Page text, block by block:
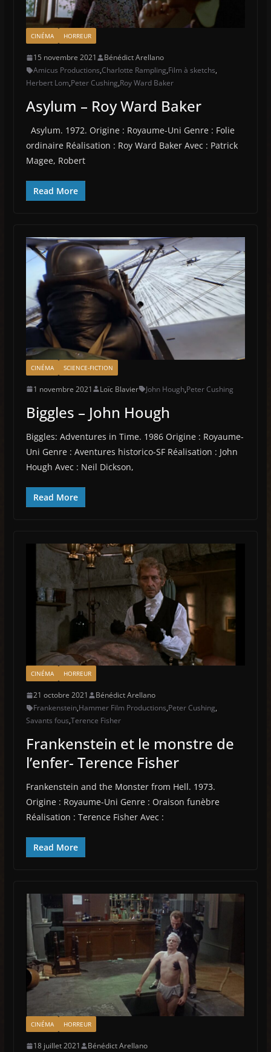
CINÉMA HORREUR
15 novembre 2021
Bénédict Arellano
Amicus Productions,Charlotte Rampling,Film à sketchs,
Herbert Lom,Peter Cushing,Roy Ward Baker
Asylum – Roy Ward Baker
Asylum. 1972. Origine : Royaume-Uni Genre : Folie
ordinaire Réalisation : Roy Ward Baker Avec : Patrick
Magee, Robert
Read More
CINÉMA SCIENCE-FICTION
1 novembre 2021 Loïc Blavier John Hough,Peter Cushing
Biggles – John Hough
Biggles: Adventures in Time. 1986 Origine : Royaume-
Uni Genre : Aventures historico-SF Réalisation : John
Hough Avec : Neil Dickson,
Read More
CINÉMA HORREUR
21 octobre 2021
Bénédict Arellano
Frankenstein,Hammer Film Productions,Peter Cushing,
Savants fous,Terence Fisher
Frankenstein et le monstre de
l’enfer- Terence Fisher
Frankenstein and the Monster from Hell. 1973.
Origine : Royaume-Uni Genre : Oraison funèbre
Réalisation : Terence Fisher Avec :
Read More
CINÉMA HORREUR
18 juillet 2021
Bénédict Arellano